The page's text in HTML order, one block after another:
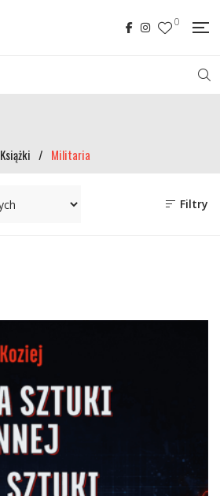
0
Książki / Militaria
Filtry